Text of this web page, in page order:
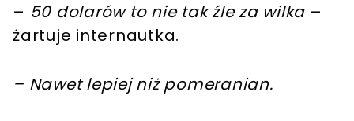
– 50 dolarów to nie tak źle za wilka –
żartuje internautka.
– Nawet lepiej niż pomeranian.